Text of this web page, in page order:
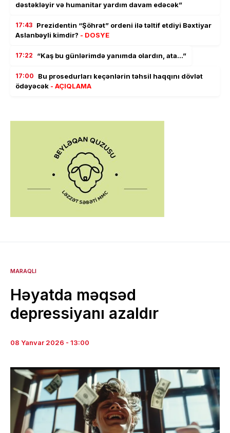
dəstəkləyir və humanitar yardım davam edəcək”
17:43 Prezidentin “Şöhrət” ordeni ilə təltif etdiyi Bəxtiyar
Aslanbəyli kimdir? - DOSYE
17:22 “Kaş bu günlərimdə yanımda olardın, ata…”
17:00
Bu prosedurları keçənlərin təhsil haqqını dövlət
ödəyəcək - AÇIQLAMA
MARAQLI
Həyatda məqsəd
depressiyanı azaldır
08 Yanvar 2026 - 13:00